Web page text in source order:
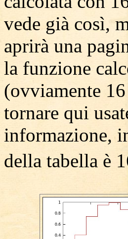
vede già così,
aprirà una
la funzione
(ovviamente
tornare qui
informazione,
della tabella è